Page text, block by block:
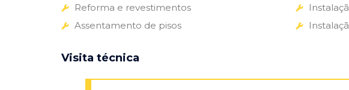
Reforma e revestimentos
Assentamento de pisos
Visita técnica